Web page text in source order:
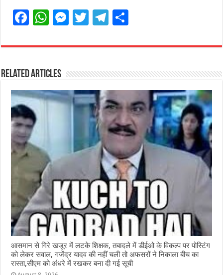
F
c
e
b
o
o
k
W
at
s
A
p
M
ss
n
g
e
T
itt
r
T
e
ra
m
ar
Related Articles
आसमान से गिरे खजूर में लटके शिक्षक, तबादले में डीईओ के विकल्प पर पोस्टिंग
को लेकर सवाल, गजेंद्र यादव की नहीं चली तो अफसरों ने निकाला बीच का
रास्ता,सीएम को अंधरे में रखकर बना दी गई सूची